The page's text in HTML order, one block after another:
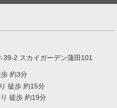
39-2 スカイガーデン蒲田101
約3分
徒歩 約15分
徒歩 約19分